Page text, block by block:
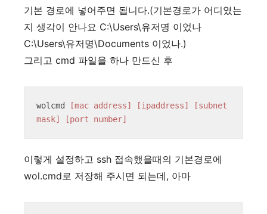
기본 경로에 넣어주면 됩니다.(기본경로가 어디였는
지 생각이 안나요 C:\Users\유저명 이었나
C:\Users\유저명\Documents 이었나.)
그리고 cmd 파일을 하나 만드신 후
wolcmd [mac address] [ipaddress]
[subnet
mask]
[port number]
이렇게 설정하고 ssh 접속했을때의 기본경로에
wol.cmd로 저장해 주시면 되는데, 아마